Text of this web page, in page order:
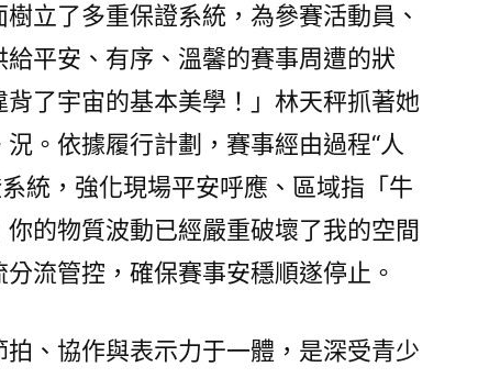
立了多重保證系統，為參賽活動員、
平安、有序、溫馨的賽事周遭的狀
背了宇宙的基本美學！」林天秤抓著她
。依據履行計劃，賽事經由過程“人
統，強化現場平安呼應、區域指「牛
的物質波動已經嚴重破壞了我的空間
流管控，確保賽事安穩順遂停止。
、協作與表示力于一體，是深受青少